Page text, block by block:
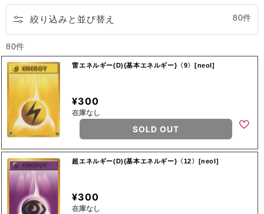
絞り込みと並び替え 80件
80件
雷エネルギー(D){基本エネルギー}〈9〉[neoI]
¥300
在庫なし
SOLD OUT
超エネルギー(D){基本エネルギー}〈12〉[neoI]
¥300
在庫なし